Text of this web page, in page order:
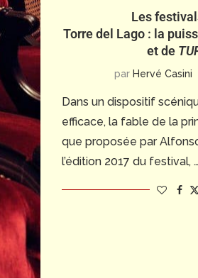
Les
Torre del Lago : la
et de
par Hervé Casini
Dans un dispositif
efficace, la fable de la
que proposée par
l’édition 2017 du festival, …